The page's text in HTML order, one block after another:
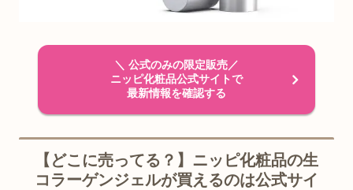
＼ 公式のみの限定販売／
ニッピ化粧品公式サイトで
最新情報を確認する
【どこに売ってる？】ニッピ化粧品の生
コラーゲンジェルが買えるのは公式サイ